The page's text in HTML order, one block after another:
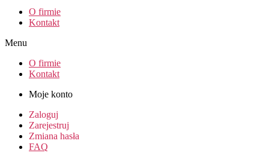
O firmie
Kontakt
Menu
O firmie
Kontakt
Moje konto
Zaloguj
Zarejestruj
Zmiana hasła
FAQ